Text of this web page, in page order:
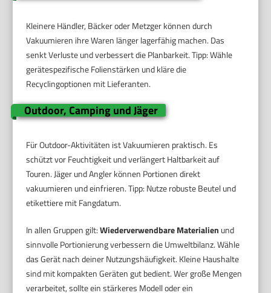
Kleinere Händler, Bäcker oder Metzger können durch
Vakuumieren ihre Waren länger lagerfähig machen. Das
senkt Verluste und verbessert die Planbarkeit. Tipp: Wähle
gerätespezifische Folienstärken und kläre die
Recyclingoptionen mit Lieferanten.
Outdoor, Camping und Jäger
Für Outdoor-Aktivitäten ist Vakuumieren praktisch. Es
schützt vor Feuchtigkeit und verlängert Haltbarkeit auf
Touren. Jäger und Angler können Portionen direkt
vakuumieren und einfrieren. Tipp: Nutze robuste Beutel und
etikettiere mit Fangdatum.
In allen Gruppen gilt:Wiederverwendbare Materialien und
sinnvolle Portionierung verbessern die Umweltbilanz. Wähle
das Gerät nach deiner Nutzungshäufigkeit. Kleine Haushalte
sind mit kompakten Geräten gut bedient. Wer große Mengen
verarbeitet, sollte ein stärkeres Modell oder ein